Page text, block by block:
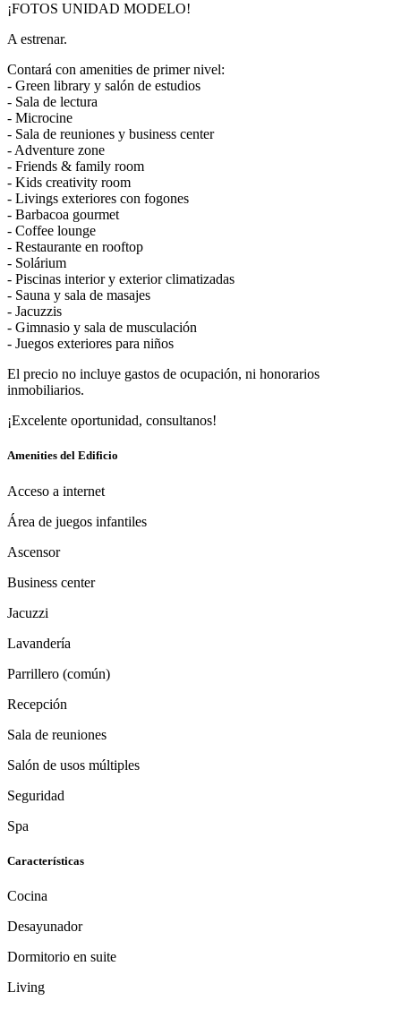
¡FOTOS UNIDAD MODELO!
A estrenar.
Contará con amenities de primer nivel:
- Green library y salón de estudios
- Sala de lectura
- Microcine
- Sala de reuniones y business center
- Adventure zone
- Friends & family room
- Kids creativity room
- Livings exteriores con fogones
- Barbacoa gourmet
- Coffee lounge
- Restaurante en rooftop
- Solárium
- Piscinas interior y exterior climatizadas
- Sauna y sala de masajes
- Jacuzzis
- Gimnasio y sala de musculación
- Juegos exteriores para niños
El precio no incluye gastos de ocupación, ni honorarios
inmobiliarios.
¡Excelente oportunidad, consultanos!
Amenities del Edificio
Acceso a internet
Área de juegos infantiles
Ascensor
Business center
Jacuzzi
Lavandería
Parrillero (común)
Recepción
Sala de reuniones
Salón de usos múltiples
Seguridad
Spa
Características
Cocina
Desayunador
Dormitorio en suite
Living